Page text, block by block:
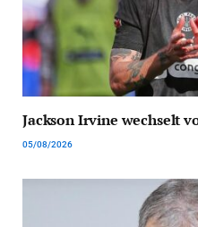
Jackson Irvine wechselt
05/08/2026